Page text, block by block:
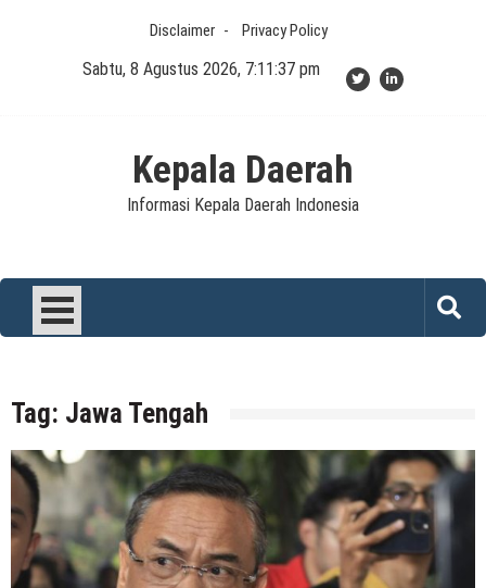
Disclaimer Privacy Policy
Sabtu, 8 Agustus 2026, 7:11:38 pm
Kepala Daerah
Informasi Kepala Daerah Indonesia
Tag: Jawa Tengah